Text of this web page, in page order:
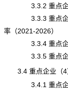
3.3.2 重点企业（
3.3.3 重点企业（
率（2021-2026）
3.3.4 重点企业
3.3.5 重点企业
3.4 重点企业（4
3.4.1 重点企业（